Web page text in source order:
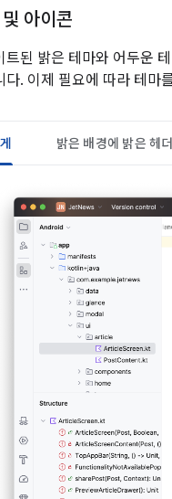
아이콘
트된 밝은 테마와 어두운
다. 이제 필요에 따라 테마
밝은 배경에 밝은 헤더